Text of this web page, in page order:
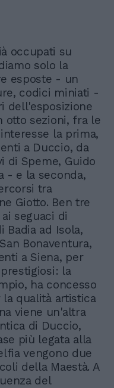
occupati su
solo la
esposte - un
codici miniati -
dell'esposizione
otto sezioni, fra le
la prima,
a Duccio, da
di Speme, Guido
- e la seconda,
tra
Giotto. Ben tre
seguaci di
Badia ad Isola,
Bonaventura,
a Siena, per
la
ha concesso
qualità artistica
viene un'altra
di Duccio,
più legata alla
vengono due
della Maestà. A
del